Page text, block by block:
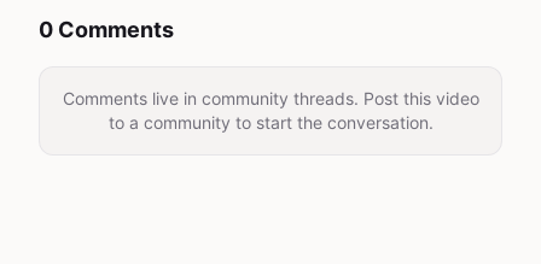
0 Comments
Comments live in community threads. Post this video
to a community to start the conversation.